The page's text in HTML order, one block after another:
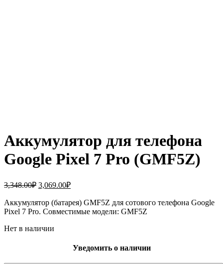
Аккумулятор для телефона
Google Pixel 7 Pro (GMF5Z)
3,348.00₽ Первоначальная
составляла
3,348.00₽.
3,069.00₽Текущая
3,069.00₽.
Аккумулятор (батарея) GMF5Z для сотового телефона Google
Pixel 7 Pro. Совместимые модели: GMF5Z
Нет в наличии
Уведомить о наличии